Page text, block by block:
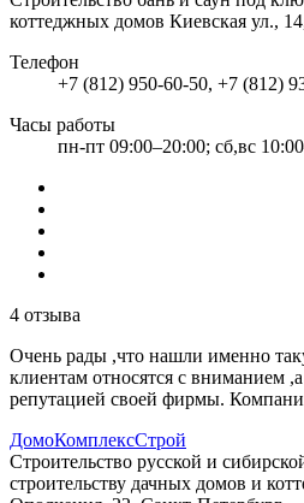
коттеджных домов Киевская ул.,
Телефон
+7 (812) 950-60-50, +7 (812)
Часы работы
пн-пт 09:00–20:00; сб,вс
4 отзыва
Очень рады ,что нашли именно
клиентам относятся с вниманием
репутацией своей фирмы.
ДомоКомплексСтрой
Строительство русской и
строительству дачных домов и